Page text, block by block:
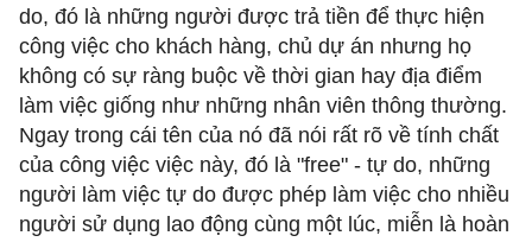
do, đó là những người được trả tiền để thực hiện
công việc cho khách hàng, chủ dự án nhưng họ
không có sự ràng buộc về thời gian hay địa điểm
làm việc giống như những nhân viên thông thường.
Ngay trong cái tên của nó đã nói rất rõ về tính chất
của công việc việc này, đó là "free" - tự do, những
người làm việc tự do được phép làm việc cho nhiều
người sử dụng lao động cùng một lúc, miễn là hoàn